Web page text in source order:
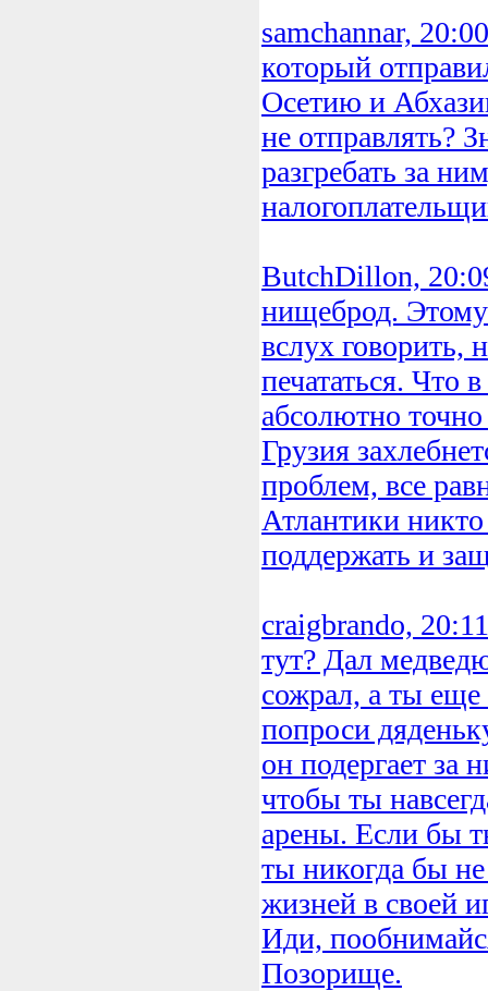
samchannar,
который
Осетию и
не отправлять?
разгребать за
ButchDillon,
нищеброд. Этому
вслух говорить,
печататься. Что
абсолютно
Грузия
проблем, все
Атлантики
поддержать и
craigbrando,
тут? Дал
сожрал, а ты
попроси
он подергает за
чтобы ты
арены. Если бы
ты никогда бы не
жизней в своей
Иди,
Позорище.